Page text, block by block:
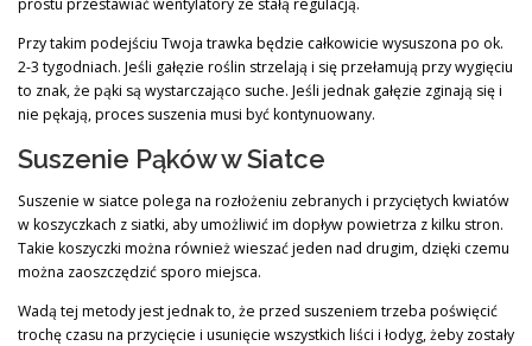
prostu przestawiać wentylatory ze stałą regulacją.
Przy takim podejściu Twoja trawka będzie całkowicie wysuszona po ok.
2-3 tygodniach. Jeśli gałęzie roślin strzelają i się przełamują przy wygięciu
to znak, że pąki są wystarczająco suche. Jeśli jednak gałęzie zginają się i
nie pękają, proces suszenia musi być kontynuowany.
Suszenie Pąków w Siatce
Suszenie w siatce polega na rozłożeniu zebranych i przyciętych kwiatów
w koszyczkach z siatki, aby umożliwić im dopływ powietrza z kilku stron.
Takie koszyczki można również wieszać jeden nad drugim, dzięki czemu
można zaoszczędzić sporo miejsca.
Wadą tej metody jest jednak to, że przed suszeniem trzeba poświęcić
trochę czasu na przycięcie i usunięcie wszystkich liści i łodyg, żeby zostały